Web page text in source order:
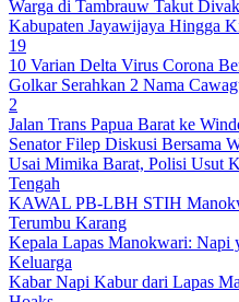
Warga di Tambrauw Takut
Kabupaten Jayawijaya Hingga
19
10 Varian Delta Virus Corona
Golkar Serahkan 2 Nama
2
Jalan Trans Papua Barat ke
Senator Filep Diskusi Bersama
Usai Mimika Barat, Polisi Usut
Tengah
KAWAL PB-LBH STIH
Terumbu Karang
Kepala Lapas Manokwari: Napi
Keluarga
Kabar Napi Kabur dari Lapas